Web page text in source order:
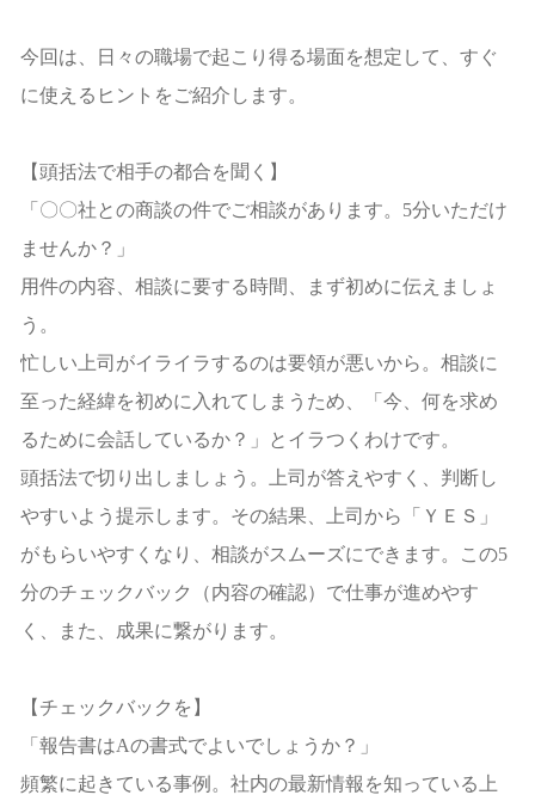
今回は、日々の職場で起こり得る場面を想定して、すぐ
に使えるヒントをご紹介します。
【頭括法で相手の都合を聞く】
「〇〇社との商談の件でご相談があります。5分いただけ
ませんか？」
用件の内容、相談に要する時間、まず初めに伝えましょ
う。
忙しい上司がイライラするのは要領が悪いから。相談に
至った経緯を初めに入れてしまうため、「今、何を求め
るために会話しているか？」とイラつくわけです。
頭括法で切り出しましょう。上司が答えやすく、判断し
やすいよう提示します。その結果、上司から「ＹＥＳ」
がもらいやすくなり、相談がスムーズにできます。この5
分のチェックバック（内容の確認）で仕事が進めやす
く、また、成果に繋がります。
【チェックバックを】
「報告書はAの書式でよいでしょうか？」
頻繁に起きている事例。社内の最新情報を知っている上